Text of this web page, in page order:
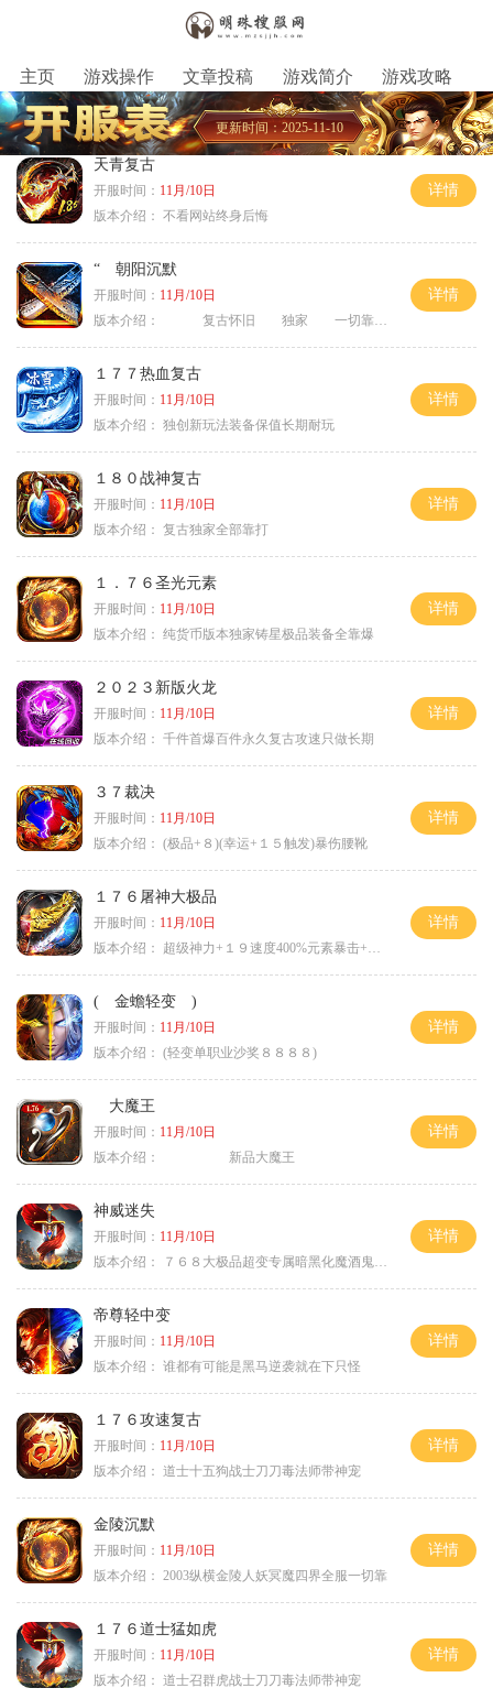
主页 游戏操作 文章投稿 游戏简介 游戏攻略
更新时间：2025-11-10
天青复古
开服时间： 11月/10日
版本介绍： 不看网站终身后悔
详情
“ 朝阳沉默
开服时间： 11月/10日
版本介绍：
复古怀旧 独家 一切靠打
详情
１７７热血复古
开服时间： 11月/10日
版本介绍： 独创新玩法装备保值长期耐玩
详情
１８０战神复古
开服时间： 11月/10日
版本介绍： 复古独家全部靠打
详情
１．７６圣光元素
开服时间： 11月/10日
版本介绍： 纯货币版本独家铸星极品装备全靠爆
详情
２０２３新版火龙
开服时间： 11月/10日
版本介绍： 千件首爆百件永久复古攻速只做长期
详情
３７裁决
开服时间： 11月/10日
版本介绍： (极品+８)(幸运+１５触发)暴伤腰靴
详情
１７６屠神大极品
开服时间： 11月/10日
版本介绍：
超级神力+１９速度400%元素暴击+６６
详情
( 金蟾轻变 )
开服时间： 11月/10日
版本介绍： (轻变单职业沙奖８８８８)
详情
大魔王
开服时间： 11月/10日
版本介绍：
新品大魔王
详情
神威迷失
开服时间： 11月/10日
版本介绍：
７６８大极品超变专属暗黑化魔酒鬼微变合击火
详情
帝尊轻中变
开服时间： 11月/10日
版本介绍： 谁都有可能是黑马逆袭就在下只怪
详情
１７６攻速复古
开服时间： 11月/10日
版本介绍： 道士十五狗战士刀刀毒法师带神宠
详情
金陵沉默
开服时间： 11月/10日
版本介绍： 2003纵横金陵人妖冥魔四界全服一切靠
详情
１７６道士猛如虎
开服时间： 11月/10日
版本介绍： 道士召群虎战士刀刀毒法师带神宠
详情